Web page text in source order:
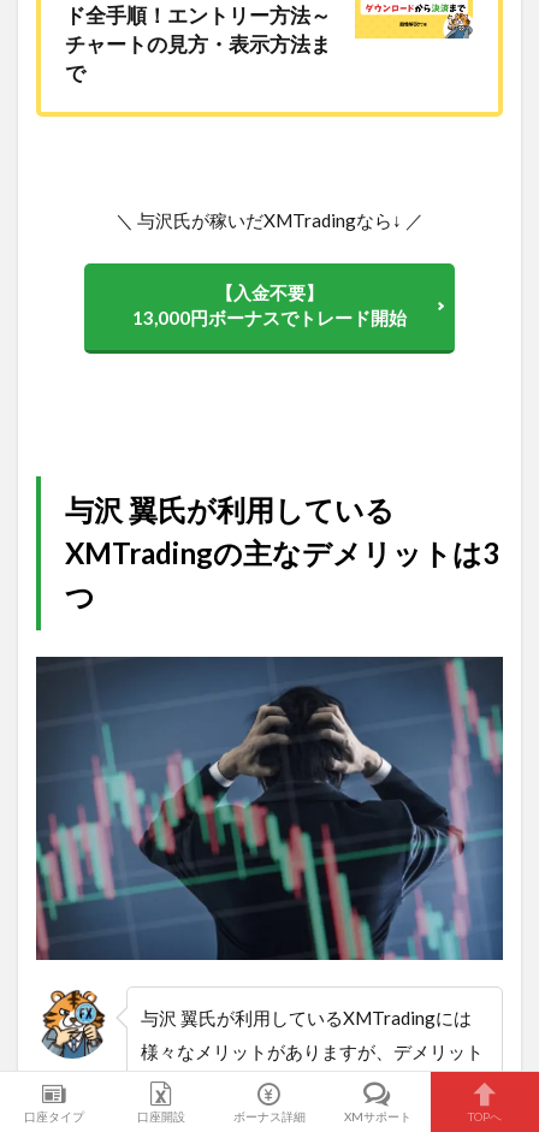
ド全手順！エントリー方法～
チャートの見方・表示方法ま
で
＼ 与沢氏が稼いだXMTradingなら↓ ／
【入金不要】
13,000円ボーナスでトレード開始
与沢 翼氏が利用している
XMTradingの主なデメリットは3
つ
与沢 翼氏が利用しているXMTradingには
様々なメリットがありますが、デメリット
もあります。
口座タイプ 口座開設 ボーナス詳細 XMサポート TOPへ